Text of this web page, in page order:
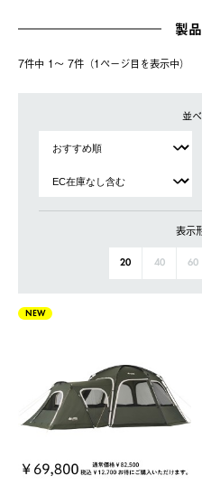
製
7件中 1〜 7件（1ページ⽬を表⽰中）
並
表示
20 40 60
NEW